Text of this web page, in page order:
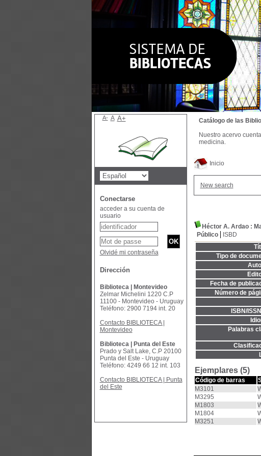
Inicio
New search
Héctor A. Ardao :
Público
ISBD
Tipo de
Fecha de
Número de
ISBN/
Palabras
Ejemplares (5)
Código de barras
M3101
M3295
M1803
M1804
M3251
Catálogo de las
Nuestro acervo
medicina.
A- A A+
Conectarse
acceder a su cuenta de
usuario
Olvidé mi contraseña
Dirección
Biblioteca | Montevideo
Zelmar Michelini 1220 C.P
11100 - Montevideo - Uruguay
Teléfono: 2900 7194 int. 20
Contacto BIBLIOTECA |
Montevideo
Biblioteca | Punta del Este
Prado y Salt Lake, C.P 20100
Punta del Este - Uruguay
Teléfono: 4249 66 12 int. 103
Contacto BIBLIOTECA | Punta
del Este